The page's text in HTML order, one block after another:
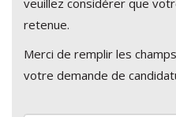
retenue.
Merci de remplir les
votre demande de